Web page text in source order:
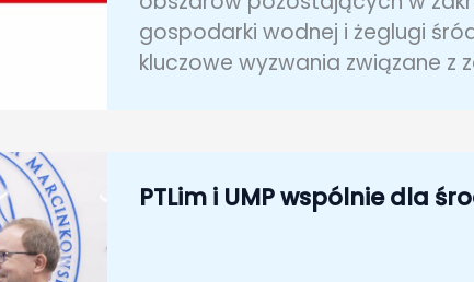
gospodarki wodnej i żeglugi
kluczowe wyzwania związane z
PTLim i UMP wspólnie dla